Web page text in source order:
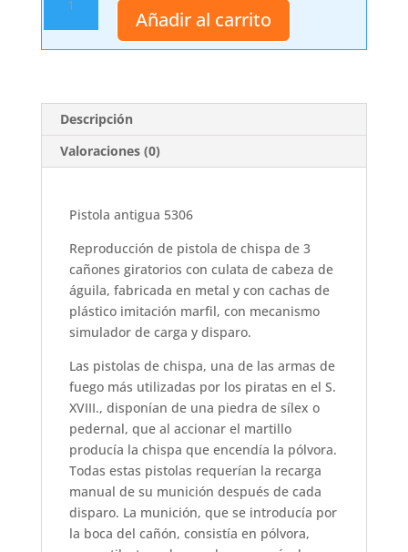
antigua
5306
cantidad
Añadir al carrito
Descripción
Valoraciones (0)
Pistola antigua 5306
Reproducción de pistola de chispa de 3
cañones giratorios con culata de cabeza de
águila, fabricada en metal y con cachas de
plástico imitación marfil, con mecanismo
simulador de carga y disparo.
Las pistolas de chispa, una de las armas de
fuego más utilizadas por los piratas en el S.
XVIII., disponían de una piedra de sílex o
pedernal, que al accionar el martillo
producía la chispa que encendía la pólvora.
Todas estas pistolas requerían la recarga
manual de su munición después de cada
disparo. La munición, que se introducía por
la boca del cañón, consistía en pólvora,